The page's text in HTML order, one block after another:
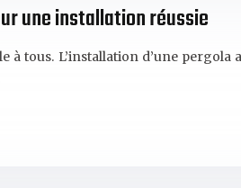
une installation réussie
tous. L’installation d’une